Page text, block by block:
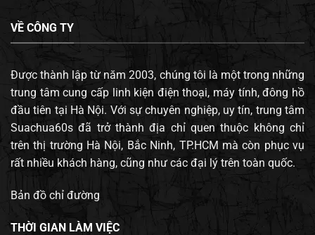
VỀ CÔNG TY
Được thành lập từ năm 2003, chúng tôi là một trong những
trung tâm cung cấp linh kiện điện thoại, máy tính, đông hồ
đầu tiên tại Hà Nội. Với sự chuyên nghiệp, uy tín, trung tâm
Suachua60s đã trở thành địa chỉ quen thuộc không chỉ
trên thị trường Hà Nội, Bắc Ninh, TP.HCM mà còn phục vụ
rất nhiều khách hàng, cũng như các đại lý trên toàn quốc.
Bản đồ chỉ đường
THỜI GIAN LÀM VIỆC